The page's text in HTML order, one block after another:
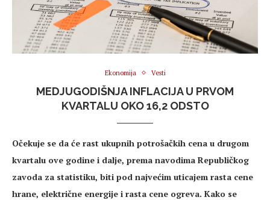
Ekonomija Vesti
MEDJUGODIŠNJA INFLACIJA U PRVOM
KVARTALU OKO 16,2 ODSTO
Očekuje se da će rast ukupnih potrošačkih cena u drugom
kvartalu ove godine i dalje, prema navodima Republičkog
zavoda za statistiku, biti pod najvećim uticajem rasta cene
hrane, električne energije i rasta cene ogreva. Kako se